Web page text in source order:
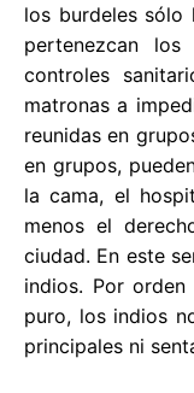
los burdeles sólo
pertenezcan
controles
matronas a
reunidas en
en grupos,
la cama, el
menos el
ciudad. En este
indios. Por
puro, los indios
principales ni